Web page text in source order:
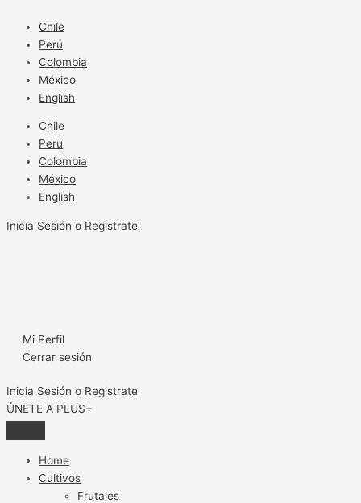
contenido
Chile
Perú
Colombia
México
English
Chile
Perú
Colombia
México
English
Inicia Sesión o Registrate
Mi Perfil
Cerrar sesión
Inicia Sesión o Registrate
ÚNETE A PLUS+
Home
Cultivos
Frutales